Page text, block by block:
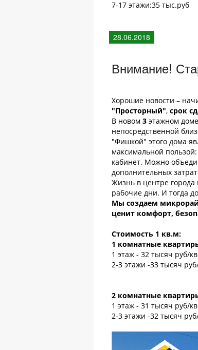
7-17 этажи:35 тыс.руб
28.06.2018
Внимание!
Хорошие новости –
"Просторный", срок
В новом 3 этажном
непосредственной
"Фишкой" этого дома
максимальной
кабинет. Можно
дополнительных
Жизнь в центре
рабочие дни. И тогда
Мы создаем
ценит комфорт,
Стоимость 1 кв.м:
1 комнатные
1 этаж - 32 тысяч руб/
2-3 этажи -33 тысяч
2 комнатные
1 этаж - 31 тысяч руб/
2-3 этажи -32 тысяч